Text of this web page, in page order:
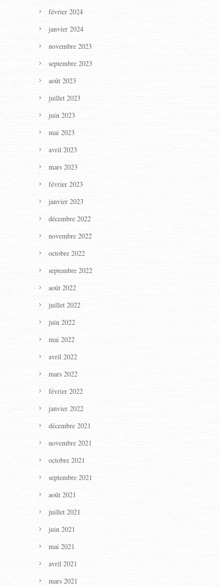
février 2024
janvier 2024
novembre 2023
septembre 2023
août 2023
juillet 2023
juin 2023
mai 2023
avril 2023
mars 2023
février 2023
janvier 2023
décembre 2022
novembre 2022
octobre 2022
septembre 2022
août 2022
juillet 2022
juin 2022
mai 2022
avril 2022
mars 2022
février 2022
janvier 2022
décembre 2021
novembre 2021
octobre 2021
septembre 2021
août 2021
juillet 2021
juin 2021
mai 2021
avril 2021
mars 2021